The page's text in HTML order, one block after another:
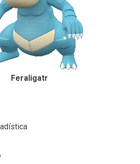
Feraligatr